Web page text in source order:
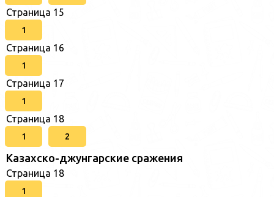
Страница 15
1
Страница 16
1
Страница 17
1
Страница 18
1 2
Казахско-джунгарские сражения
Страница 18
1